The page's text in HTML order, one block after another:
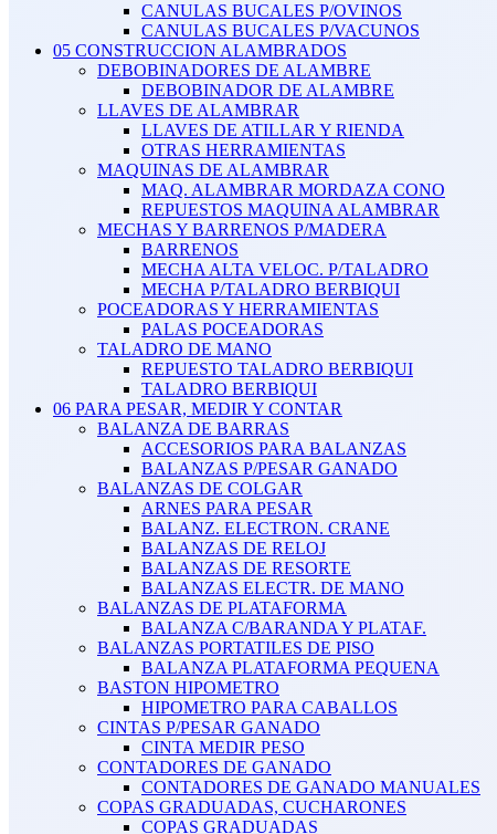
CANULAS BUCALES P/OVINOS
CANULAS BUCALES P/VACUNOS
05 CONSTRUCCION ALAMBRADOS
DEBOBINADORES DE ALAMBRE
DEBOBINADOR DE ALAMBRE
LLAVES DE ALAMBRAR
LLAVES DE ATILLAR Y RIENDA
OTRAS HERRAMIENTAS
MAQUINAS DE ALAMBRAR
MAQ. ALAMBRAR MORDAZA CONO
REPUESTOS MAQUINA ALAMBRAR
MECHAS Y BARRENOS P/MADERA
BARRENOS
MECHA ALTA VELOC. P/TALADRO
MECHA P/TALADRO BERBIQUI
POCEADORAS Y HERRAMIENTAS
PALAS POCEADORAS
TALADRO DE MANO
REPUESTO TALADRO BERBIQUI
TALADRO BERBIQUI
06 PARA PESAR, MEDIR Y CONTAR
BALANZA DE BARRAS
ACCESORIOS PARA BALANZAS
BALANZAS P/PESAR GANADO
BALANZAS DE COLGAR
ARNES PARA PESAR
BALANZ. ELECTRON. CRANE
BALANZAS DE RELOJ
BALANZAS DE RESORTE
BALANZAS ELECTR. DE MANO
BALANZAS DE PLATAFORMA
BALANZA C/BARANDA Y PLATAF.
BALANZAS PORTATILES DE PISO
BALANZA PLATAFORMA PEQUENA
BASTON HIPOMETRO
HIPOMETRO PARA CABALLOS
CINTAS P/PESAR GANADO
CINTA MEDIR PESO
CONTADORES DE GANADO
CONTADORES DE GANADO MANUALES
COPAS GRADUADAS, CUCHARONES
COPAS GRADUADAS